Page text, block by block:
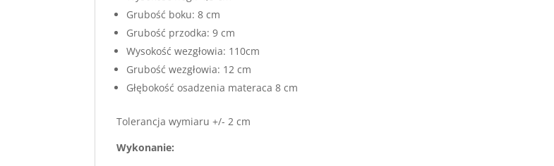
Grubość boku: 8 cm
Grubość przodka: 9 cm
Wysokość wezgłowia: 110cm
Grubość wezgłowia: 12 cm
Głębokość osadzenia materaca 8 cm
Tolerancja wymiaru +/- 2 cm
Wykonanie: